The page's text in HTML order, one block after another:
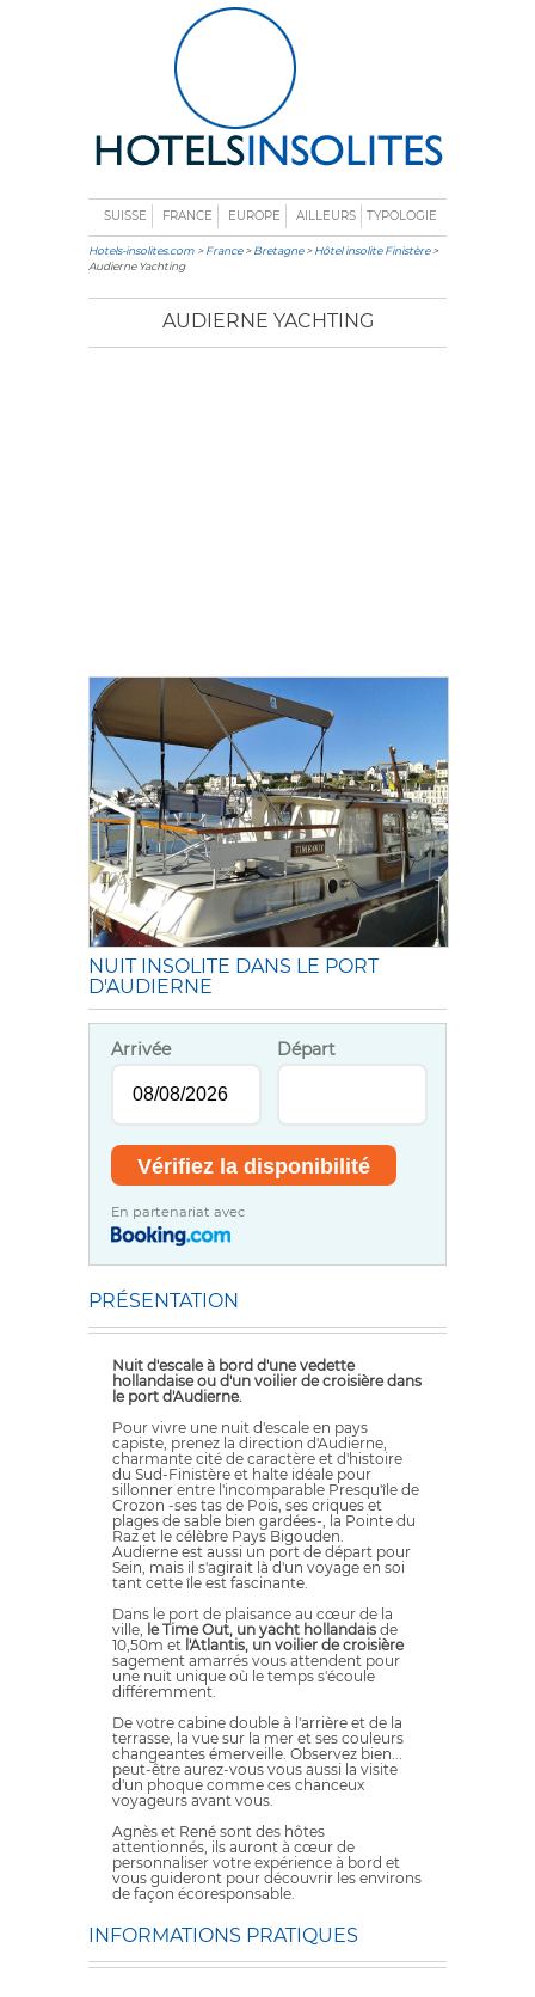
SUISSE FRANCE EUROPE AILLEURS TYPOLOGIE
Hotels-insolites.com >France>Bretagne>Hôtel insolite Finistère>
Audierne Yachting
AUDIERNE YACHTING
NUIT INSOLITE DANS LE PORT
D'AUDIERNE
Arrivée Départ
En partenariat avec
PRÉSENTATION
Nuit d'escale à bord d'une vedette
hollandaise ou d'un voilier de croisière dans
le port d'Audierne.
Pour vivre une nuit d'escale en pays
capiste, prenez la direction d'Audierne,
charmante cité de caractère et d'histoire
du Sud-Finistère et halte idéale pour
sillonner entre l'incomparable Presqu'île de
Crozon -ses tas de Pois, ses criques et
plages de sable bien gardées-, la Pointe du
Raz et le célèbre Pays Bigouden.
Audierne est aussi un port de départ pour
Sein, mais il s'agirait là d'un voyage en soi
tant cette île est fascinante.
Dans le port de plaisance au cœur de la
ville, le Time Out, un yacht hollandais de
10,50m et l'Atlantis, un voilier de croisière
sagement amarrés vous attendent pour
une nuit unique où le temps s'écoule
différemment.
De votre cabine double à l'arrière et de la
terrasse, la vue sur la mer et ses couleurs
changeantes émerveille. Observez bien...
peut-être aurez-vous vous aussi la visite
d'un phoque comme ces chanceux
voyageurs avant vous.
Agnès et René sont des hôtes
attentionnés, ils auront à cœur de
personnaliser votre expérience à bord et
vous guideront pour découvrir les environs
de façon écoresponsable.
INFORMATIONS PRATIQUES